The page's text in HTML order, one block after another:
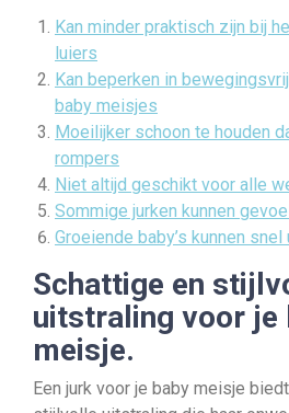
Kan minder praktisch zijn bij
luiers
Kan beperken in
baby meisjes
Moeilijker schoon te houden
rompers
Niet altijd geschikt voor alle
Sommige jurken kunnen
Groeiende baby’s kunnen
Schattige en
uitstraling voor je
meisje.
Een jurk voor je baby meisje